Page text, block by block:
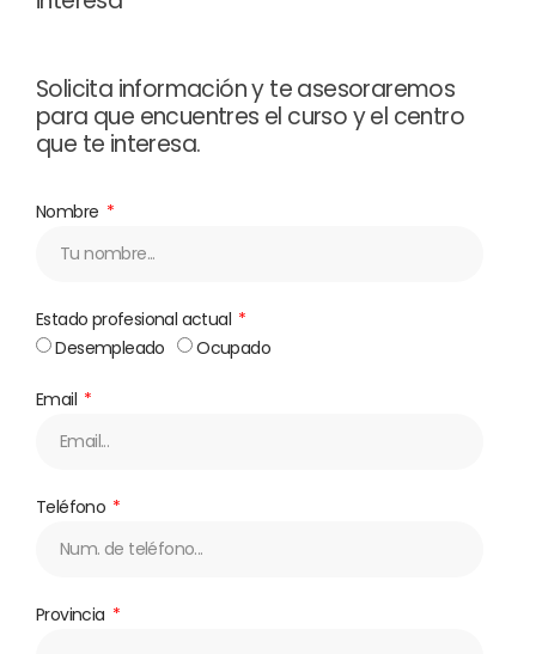
Solicita información y te asesoraremos
para que encuentres el curso y el centro
que te interesa.
Nombre
Estado profesional actual
Desempleado
Ocupado
Email
Teléfono
Provincia